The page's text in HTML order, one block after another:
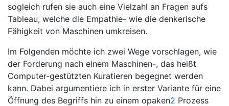
sogleich rufen sie auch eine Vielzahl an Fragen aufs
Tableau, welche die Empathie- wie die denkerische
Fähigkeit von Maschinen umkreisen.
Im Folgenden möchte ich zwei Wege vorschlagen, wie
der Forderung nach einem Maschinen-, das heißt
Computer-gestützten Kuratieren begegnet werden
kann. Dabei argumentiere ich in erster Variante für eine
Öffnung des Begriffs hin zu einem opaken2 Prozess